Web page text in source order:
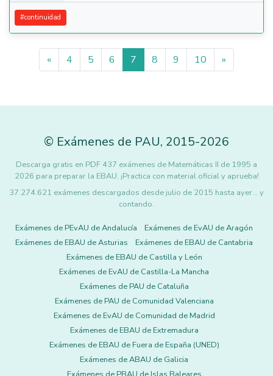
#continuidad
« 4 5 6 7 8 9 10 »
© Exámenes de PAU, 2015-2026
Descarga gratis en PDF 437 exámenes de Matemáticas II de 1995 a
2026 para preparar la EBAU. ¡Practica con material oficial y aprueba!
37.274.621 exámenes descargados desde julio de 2015 hasta ayer... y
contando.
Exámenes de PEvAU de Andalucía
Exámenes de EvAU de Aragón
Exámenes de EBAU de Asturias
Exámenes de EBAU de Cantabria
Exámenes de EBAU de Castilla y León
Exámenes de EvAU de Castilla-La Mancha
Exámenes de PAU de Cataluña
Exámenes de PAU de Comunidad Valenciana
Exámenes de EvAU de Comunidad de Madrid
Exámenes de EBAU de Extremadura
Exámenes de EBAU de Fuera de España (UNED)
Exámenes de ABAU de Galicia